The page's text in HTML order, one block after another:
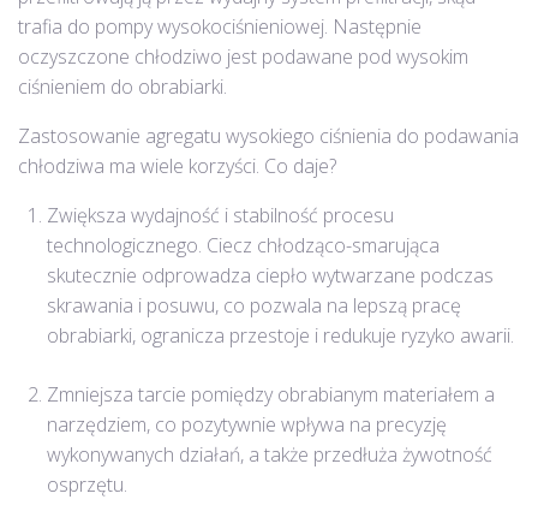
trafia do pompy wysokociśnieniowej. Następnie
oczyszczone chłodziwo jest podawane pod wysokim
ciśnieniem do obrabiarki.
Zastosowanie agregatu wysokiego ciśnienia do podawania
chłodziwa ma wiele korzyści. Co daje?
Zwiększa wydajność i stabilność procesu
technologicznego. Ciecz chłodząco-smarująca
skutecznie odprowadza ciepło wytwarzane podczas
skrawania i posuwu, co pozwala na lepszą pracę
obrabiarki, ogranicza przestoje i redukuje ryzyko awarii.
Zmniejsza tarcie pomiędzy obrabianym materiałem a
narzędziem, co pozytywnie wpływa na precyzję
wykonywanych działań, a także przedłuża żywotność
osprzętu.